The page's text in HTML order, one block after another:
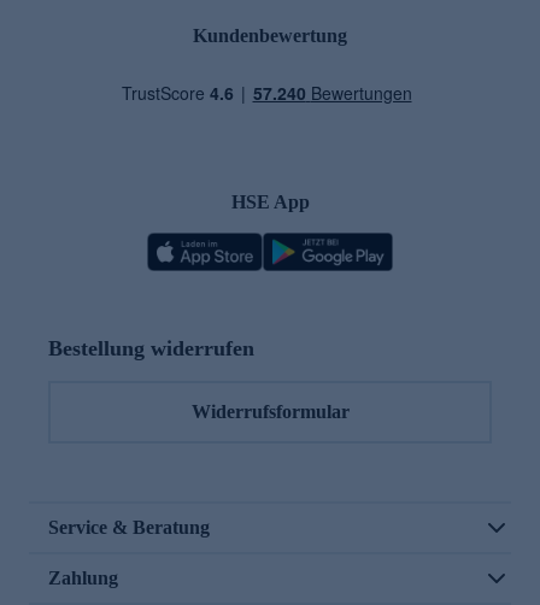
Kundenbewertung
HSE App
Bestellung widerrufen
Widerrufsformular
Service & Beratung
Zahlung